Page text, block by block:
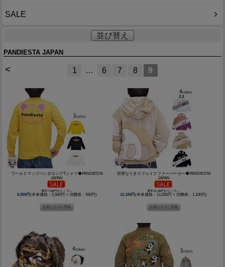
SALE
並び替え
PANDIESTA JAPAN
< 1 … 6 7 8 9
ワールドマップパンダロングTシャツ◆PANDIESTA
JAPAN
通常7,590円のところ↓↓
6,050円(本体価格：5,500円 + 消費税：550円)
切替なりきりフェイクファーパーカー◆PANDIESTA
JAPAN
通常15,180円のところ↓↓
12,100円(本体価格：11,000円 + 消費税：1,100円)